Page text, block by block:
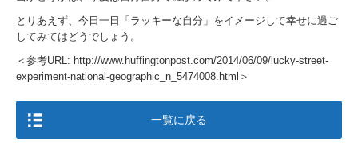
とりあえず、今日一日「ラッキーな自分」をイメージして幸せに過ご
してみてはどうでしょう。
＜参考URL: http://www.huffingtonpost.com/2014/06/09/lucky-street-
experiment-national-geographic_n_5474008.html＞
一覧に戻る